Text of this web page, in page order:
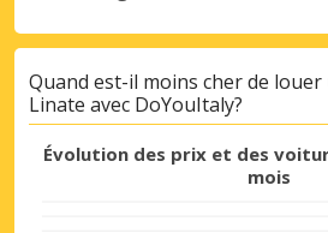
Quand est-il moins cher de
Linate avec DoYouItaly?
Évolution des prix et des
mois